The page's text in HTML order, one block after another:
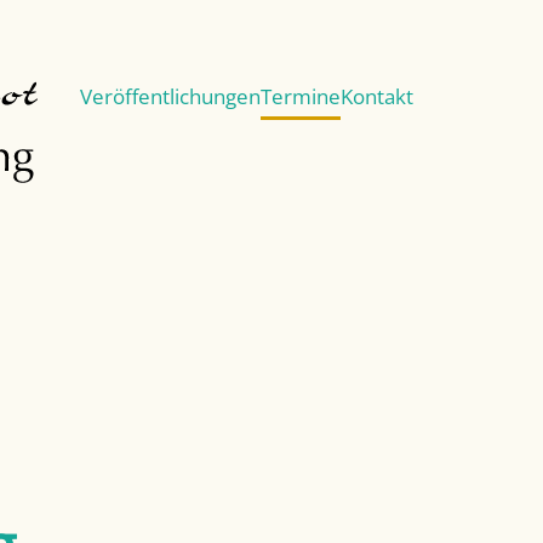
VeröffentlichungenTermineKontakt